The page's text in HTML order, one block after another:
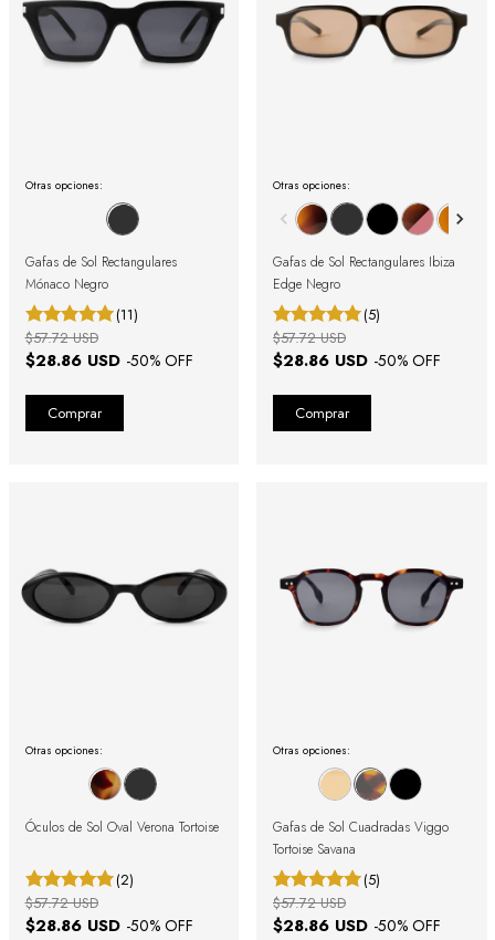
Otras opciones:
Gafas de Sol Rectangulares
Mónaco Negro
(11)
$28.86 USD -50% OFF
$57.72 USD
Otras opciones:
Gafas de Sol Rectangulares Ibiza
Edge Negro
(5)
$28.86 USD -50% OFF
$57.72 USD
Otras opciones:
Óculos de Sol Oval Verona Tortoise
(2)
$28.86 USD -50% OFF
$57.72 USD
Otras opciones:
Gafas de Sol Cuadradas Viggo
Tortoise Savana
(5)
$28.86 USD -50% OFF
$57.72 USD